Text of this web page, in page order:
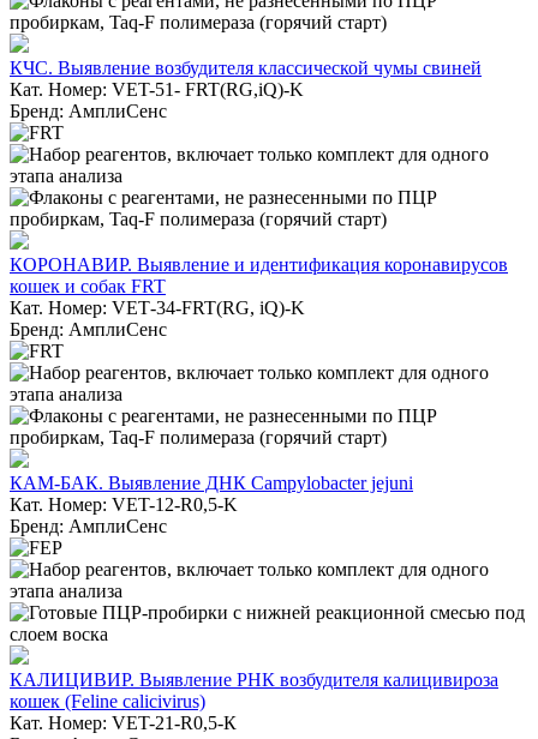
КЧС. Выявление возбудителя классической чумы свиней
Кат. Номер: VET-51- FRT(RG,iQ)-K
Бренд: АмплиСенс
КОРОНАВИР. Выявление и идентификация коронавирусов
кошек и собак FRT
Кат. Номер: VET‑34-FRT(RG, iQ)-K
Бренд: АмплиСенс
КАМ-БАК. Выявление ДНК Campylobacter jejuni
Кат. Номер: VET-12-R0,5-K
Бренд: АмплиСенс
КАЛИЦИВИР. Выявление РНК возбудителя калицивироза
кошек (Feline calicivirus)
Кат. Номер: VET-21-R0,5-К